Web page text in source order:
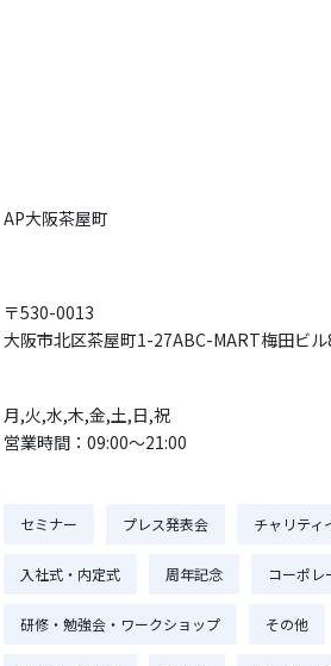
AP大阪茶屋町
〒530-0013
大阪市北区茶屋町1-27ABC-MART梅田ビル
月,火,水,木,金,土,日,祝
営業時間：09:00〜21:00
セミナー プレス発表会 チャリティ
入社式・内定式 周年記念 コーポレ
研修・勉強会・ワークショップ その他